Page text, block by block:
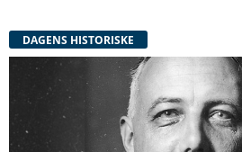
DAGENS HISTORISKE